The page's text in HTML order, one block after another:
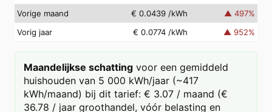
Vorige maand
€ 0.0439 /kWh ▲ 497%
Vorig jaar
€ 0.0774 /kWh ▲ 952%
Maandelijkse schatting voor een gemiddeld
huishouden van 5 000 kWh/jaar (~417
kWh/maand) bij dit tarief: € 3.07 / maand (€
36.78 / jaar groothandel, vóór belasting en